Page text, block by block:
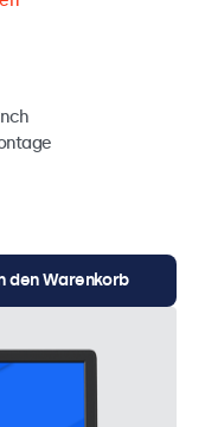
den Warenkorb